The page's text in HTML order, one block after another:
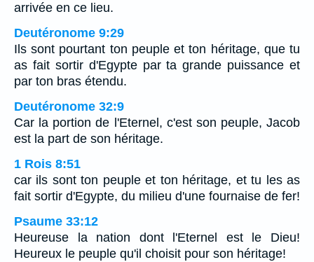
arrivée en ce lieu.
Deutéronome 9:29
Ils sont pourtant ton peuple et ton héritage, que tu
as fait sortir d'Egypte par ta grande puissance et
par ton bras étendu.
Deutéronome 32:9
Car la portion de l'Eternel, c'est son peuple, Jacob
est la part de son héritage.
1 Rois 8:51
car ils sont ton peuple et ton héritage, et tu les as
fait sortir d'Egypte, du milieu d'une fournaise de fer!
Psaume 33:12
Heureuse la nation dont l'Eternel est le Dieu!
Heureux le peuple qu'il choisit pour son héritage!